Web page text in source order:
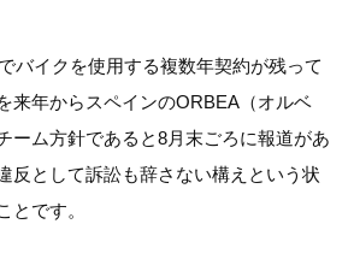
バイクを使用する複数年契約が残って
来年からスペインのORBEA（オルベ
ーム方針であると8月末ごろに報道があ
反として訴訟も辞さない構えという状
とです。